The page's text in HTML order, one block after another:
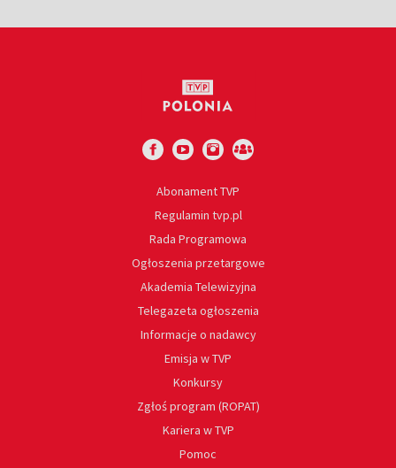
Abonament TVP
Regulamin tvp.pl
Rada Programowa
Ogłoszenia przetargowe
Akademia Telewizyjna
Telegazeta ogłoszenia
Informacje o nadawcy
Emisja w TVP
Konkursy
Zgłoś program (ROPAT)
Kariera w TVP
Pomoc